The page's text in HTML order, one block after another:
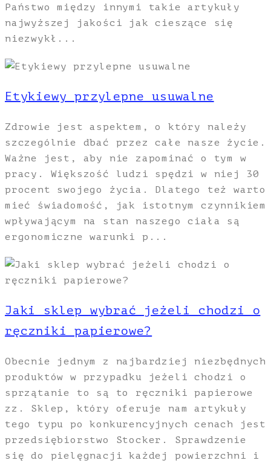
Państwo między innymi takie artykuły
najwyższej jakości jak cieszące się
niezwykł...
Etykiewy przylepne usuwalne
Zdrowie jest aspektem, o który należy
szczególnie dbać przez całe nasze życie.
Ważne jest, aby nie zapominać o tym w
pracy. Większość ludzi spędzi w niej 30
procent swojego życia. Dlatego też warto
mieć świadomość, jak istotnym czynnikiem
wpływającym na stan naszego ciała są
ergonomiczne warunki p...
Jaki sklep wybrać jeżeli chodzi o
ręczniki papierowe?
Obecnie jednym z najbardziej niezbędnych
produktów w przypadku jeżeli chodzi o
sprzątanie to są to ręczniki papierowe
zz. Sklep, który oferuje nam artykuły
tego typu po konkurencyjnych cenach jest
przedsiębiorstwo Stocker. Sprawdzenie
się do pielęgnacji każdej powierzchni i